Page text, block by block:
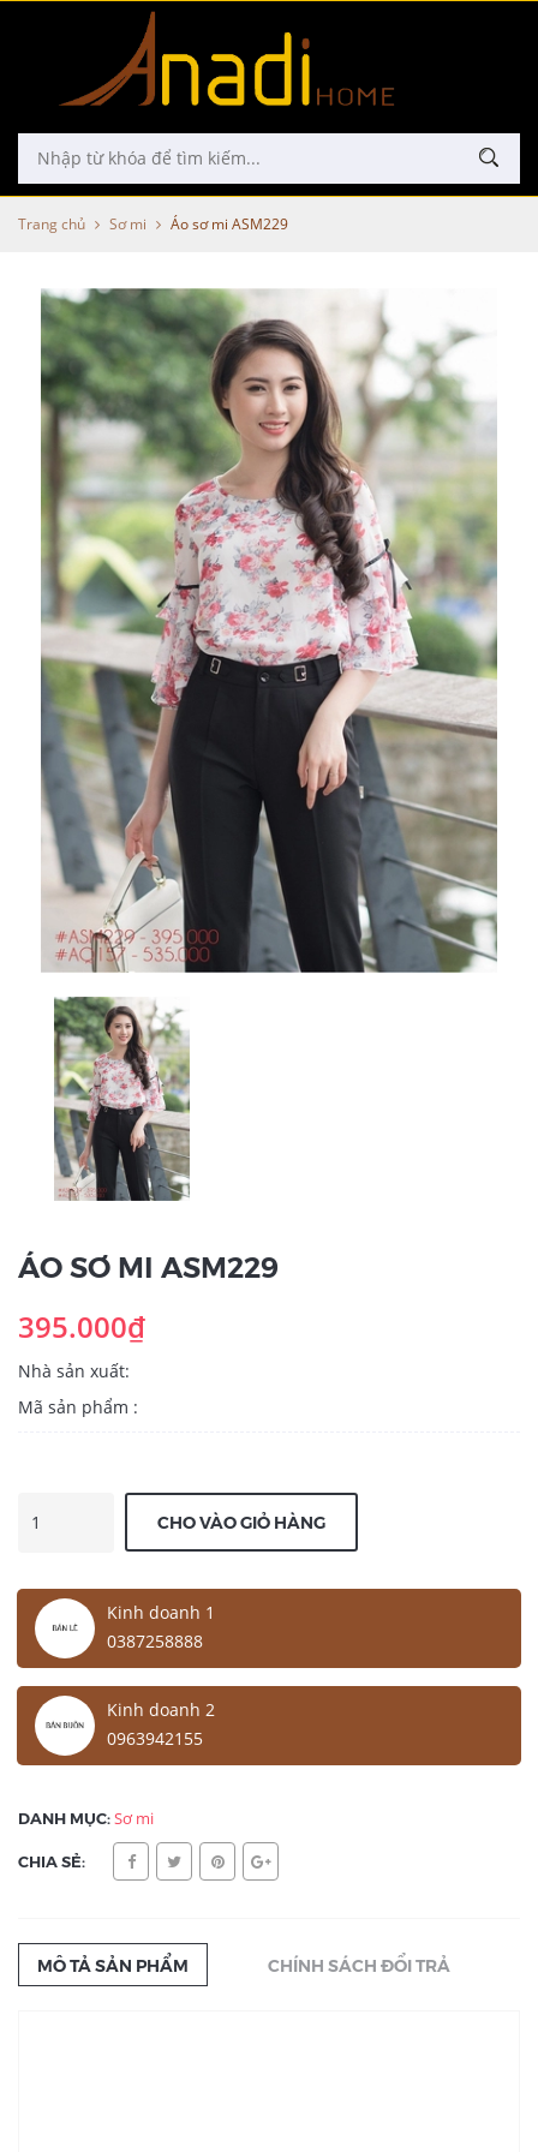
Trang chủ Sơ mi Áo sơ mi ASM229
ÁO SƠ MI ASM229
395.000₫
Nhà sản xuất:
Mã sản phẩm :
CHO VÀO GIỎ HÀNG
Kinh doanh 1
0387258888
Kinh doanh 2
0963942155
DANH MỤC:Sơ mi
CHIA SẺ:
MÔ TẢ SẢN PHẨM CHÍNH SÁCH ĐỔI TRẢ